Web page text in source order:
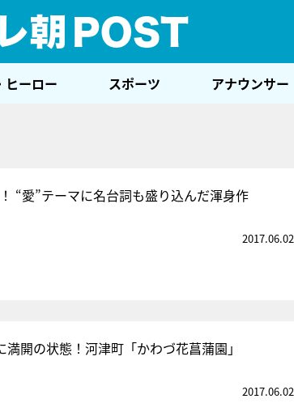
ヒーロー スポーツ アナウンサー
“愛”テーマに名台詞も盛り込んだ渾身作
2017.06.02
開の状態！河津町「かわづ花菖蒲園」
2017.06.02